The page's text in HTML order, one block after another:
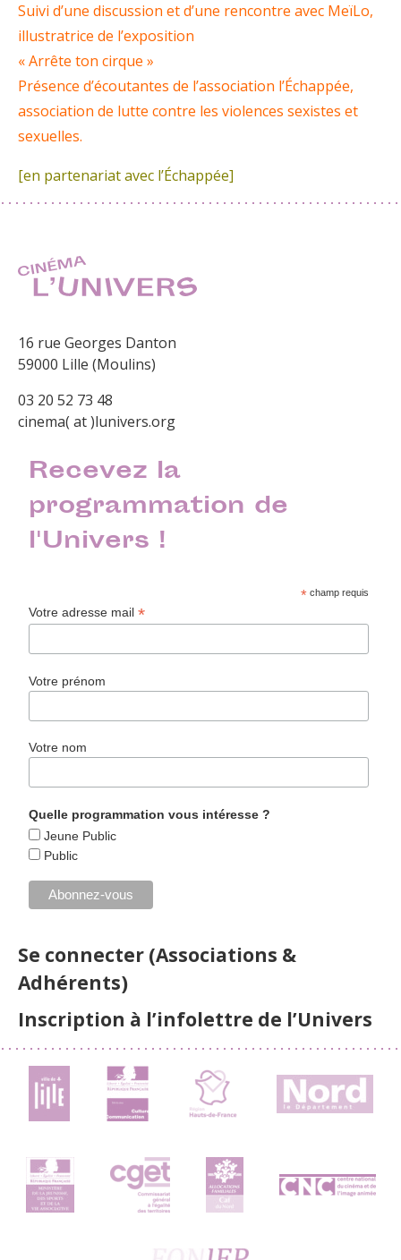
Suivi d’une discussion et d’une rencontre avec MeïLo,
illustratrice de l’exposition
« Arrête ton cirque »
Présence d’écoutantes de l’association l’Échappée,
association de lutte contre les violences sexistes et
sexuelles.
[en partenariat avec l’Échappée]
16 rue Georges Danton
59000 Lille (Moulins)
03 20 52 73 48
cinema( at )lunivers.org
Recevez la
programmation de
l'Univers !
* champ requis
Votre adresse mail*
Votre prénom
Votre nom
Quelle programmation vous intéresse ?
Jeune Public
Public
Se connecter (Associations &
Adhérents)
Inscription à l’infolettre de l’Univers